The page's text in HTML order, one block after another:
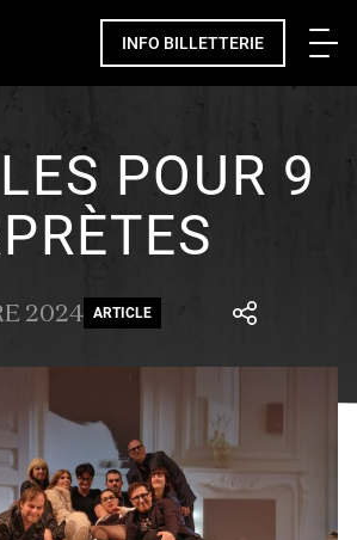
INFO BILLETTERIE
POUR 9
2024 ARTICLE